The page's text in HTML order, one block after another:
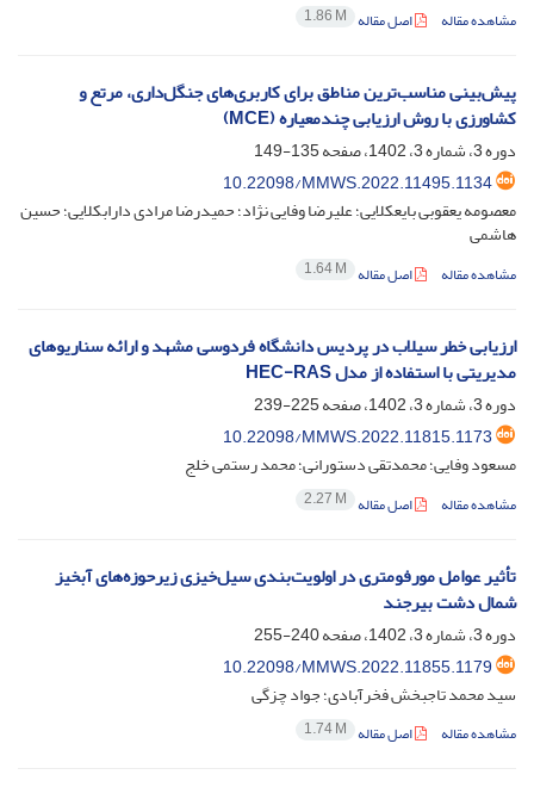
مشاهده مقاله اصل مقاله 1.86 M
پیش‌بینی مناسب‌ترین مناطق برای کاربری‌های جنگل‌داری، مرتع و
کشاورزی با روش ارزیابی چندمعیاره (MCE)
دوره 3، شماره 3، 1402، صفحه
135-149
10.22098/MMWS.2022.11495.1134
معصومه یعقوبی بایعکلایی؛ علیرضا وفایی نژاد؛ حمیدرضا مرادی دارابکلایی؛ حسین
هاشمی
مشاهده مقاله اصل مقاله 1.64 M
ارزیابی خطر سیلاب در پردیس دانشگاه فردوسی مشهد و ارائه سناریو‌های
مدیریتی با استفاده از مدل HEC-RAS
دوره 3، شماره 3، 1402، صفحه
225-239
10.22098/MMWS.2022.11815.1173
مسعود وفایی؛ محمدتقی دستورانی؛ محمد رستمی خلج
مشاهده مقاله اصل مقاله 2.27 M
تأثیر عوامل مورفومتری در اولویت‌بندی سیل‌خیزی زیرحوزه‌های آبخیز
شمال دشت بیرجند
دوره 3، شماره 3، 1402، صفحه
240-255
10.22098/MMWS.2022.11855.1179
سید محمد تاجبخش فخرآبادی؛ جواد چزگی
مشاهده مقاله اصل مقاله 1.74 M